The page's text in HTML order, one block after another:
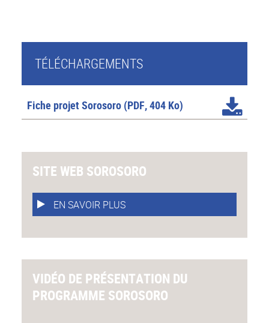
TÉLÉCHARGEMENTS
Fiche projet Sorosoro (PDF, 404 Ko)
SITE WEB SOROSORO
EN SAVOIR PLUS
VIDÉO DE PRÉSENTATION DU
PROGRAMME SOROSORO